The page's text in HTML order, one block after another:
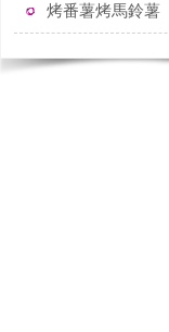
烤番薯烤馬鈴薯